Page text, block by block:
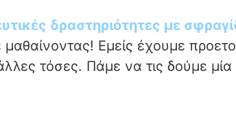
δραστηριότητες με
Εμείς έχουμε
τόσες. Πάμε να τις δούμε